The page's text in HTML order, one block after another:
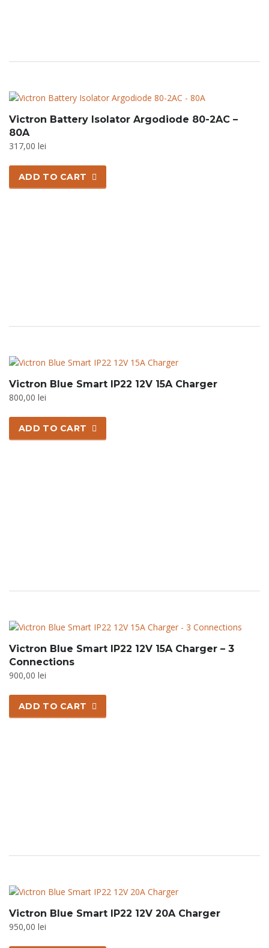
Victron Battery Isolator Argodiode 80-2AC –
80A
317,00 lei
ADD TO CART
Victron Blue Smart IP22 12V 15A Charger
800,00 lei
ADD TO CART
Victron Blue Smart IP22 12V 15A Charger – 3
Connections
900,00 lei
ADD TO CART
Victron Blue Smart IP22 12V 20A Charger
950,00 lei